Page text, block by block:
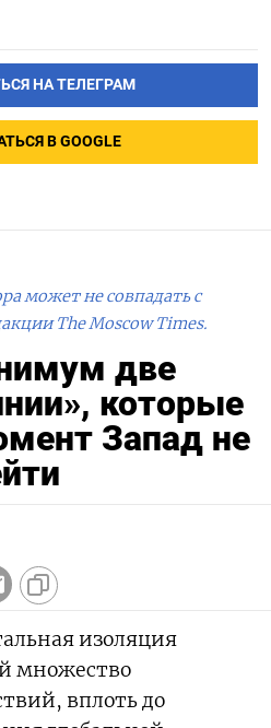
НА ТЕЛЕГРАМ
В GOOGLE
может не совпадать с
The Moscow Times.
две
которые
Запад не
изоляция
множество
вплоть до